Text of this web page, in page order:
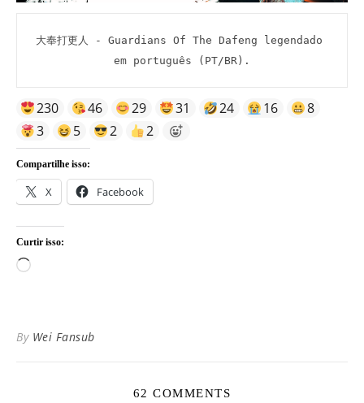
大奉打更人 - Guardians Of The Dafeng legendado
em português (PT/BR).
230 46 29 31 24 16
8
3
5 2 2
Compartilhe isso:
X Facebook
Curtir isso:
Carregando...
By Wei Fansub
62 COMMENTS